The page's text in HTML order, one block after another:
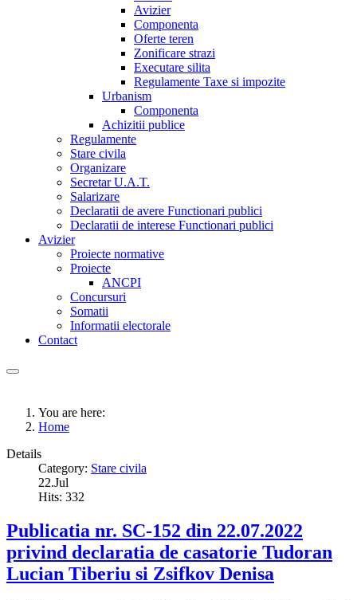
Avizier
Componenta
Oferte teren
Zonificare strazi
Executare silita
Regulamente Taxe si impozite
Urbanism
Componenta
Achizitii publice
Regulamente
Stare civila
Organizare
Secretar U.A.T.
Salarizare
Declaratii de avere Functionari publici
Declaratii de interese Functionari publici
Avizier
Proiecte normative
Proiecte
ANCPI
Concursuri
Somatii
Informatii electorale
Contact
You are here:
Home
Details
Category: Stare civila
22.Jul
Hits: 332
Publicatia nr. SC-152 din 22.07.2022
privind declaratia de casatorie Tudoran
Lucian Tiberiu si Zsifkov Denisa